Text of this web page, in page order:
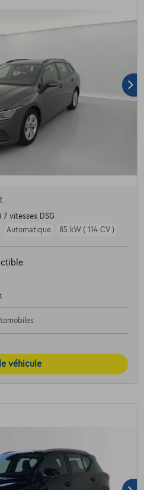
7 vitesses DSG
Automatique 85 kW ( 114 CV )
véhicule